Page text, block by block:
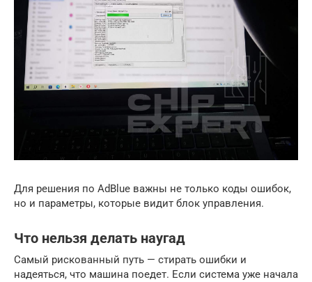
Для решения по AdBlue важны не только коды ошибок,
но и параметры, которые видит блок управления.
Что нельзя делать наугад
Самый рискованный путь — стирать ошибки и
надеяться, что машина поедет. Если система уже начала